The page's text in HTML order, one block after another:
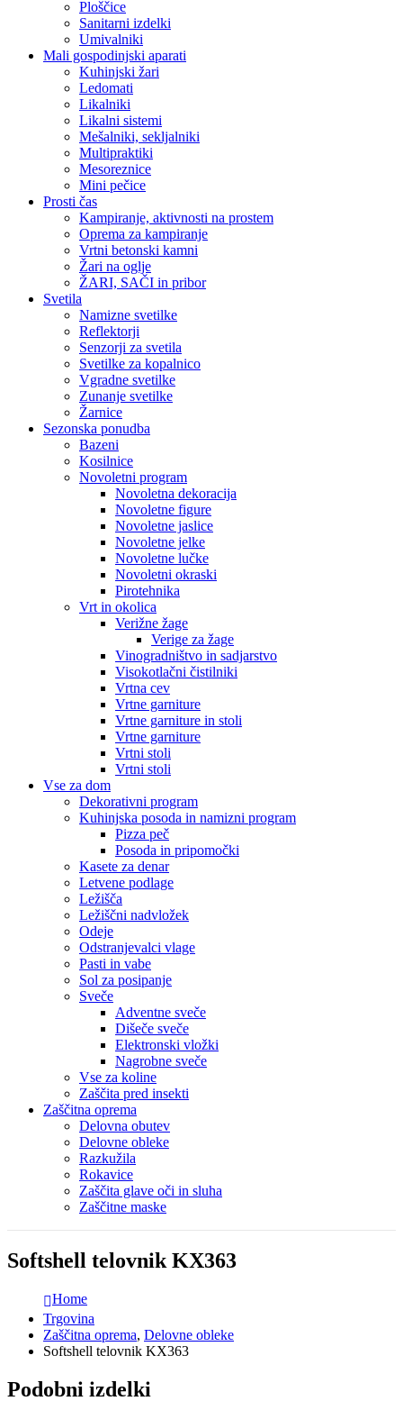
Ploščice
Sanitarni izdelki
Umivalniki
Mali gospodinjski aparati
Kuhinjski žari
Ledomati
Likalniki
Likalni sistemi
Mešalniki, sekljalniki
Multipraktiki
Mesoreznice
Mini pečice
Prosti čas
Kampiranje, aktivnosti na prostem
Oprema za kampiranje
Vrtni betonski kamni
Žari na oglje
ŽARI, SAČI in pribor
Svetila
Namizne svetilke
Reflektorji
Senzorji za svetila
Svetilke za kopalnico
Vgradne svetilke
Zunanje svetilke
Žarnice
Sezonska ponudba
Bazeni
Kosilnice
Novoletni program
Novoletna dekoracija
Novoletne figure
Novoletne jaslice
Novoletne jelke
Novoletne lučke
Novoletni okraski
Pirotehnika
Vrt in okolica
Verižne žage
Verige za žage
Vinogradništvo in sadjarstvo
Visokotlačni čistilniki
Vrtna cev
Vrtne garniture
Vrtne garniture in stoli
Vrtne garniture
Vrtni stoli
Vrtni stoli
Vse za dom
Dekorativni program
Kuhinjska posoda in namizni program
Pizza peč
Posoda in pripomočki
Kasete za denar
Letvene podlage
Ležišča
Ležiščni nadvložek
Odeje
Odstranjevalci vlage
Pasti in vabe
Sol za posipanje
Sveče
Adventne sveče
Dišeče sveče
Elektronski vložki
Nagrobne sveče
Vse za koline
Zaščita pred insekti
Zaščitna oprema
Delovna obutev
Delovne obleke
Razkužila
Rokavice
Zaščita glave oči in sluha
Zaščitne maske
Softshell telovnik KX363
Home
Trgovina
Zaščitna oprema, Delovne obleke
Softshell telovnik KX363
Podobni izdelki